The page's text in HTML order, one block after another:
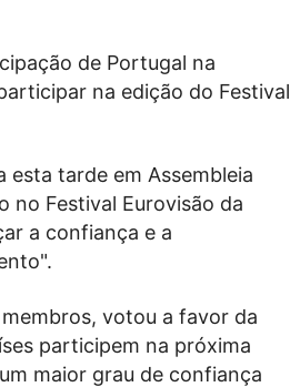
de Portugal na
na edição do Festival
esta tarde em Assembleia
no Festival Eurovisão da
a confiança e a
votou a favor da
participem na próxima
maior grau de confiança